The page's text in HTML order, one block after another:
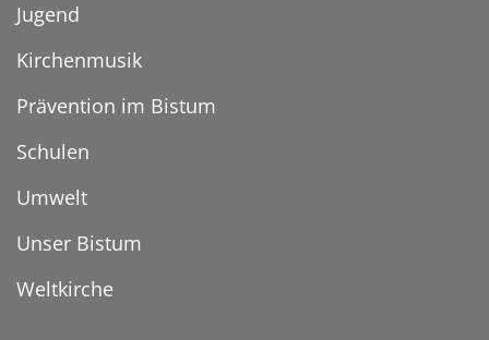
Jugend
Kirchenmusik
Prävention im Bistum
Schulen
Umwelt
Unser Bistum
Weltkirche